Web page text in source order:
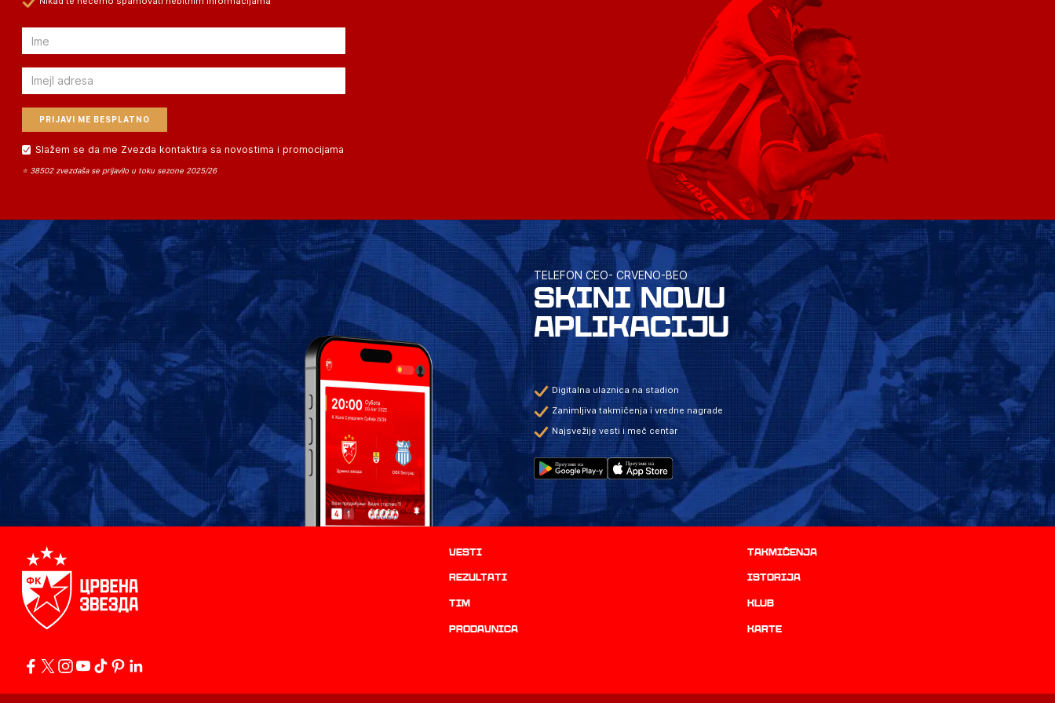
Email
Email
Slažem se da me Zvezda kontaktira sa novostima i promocijama
⭐ 38502 zvezdaša se prijavilo u toku sezone 2025/26
TELEFON CEO- CRVENO-BEO
SKINI NOVU
APLIKACIJU
Digitalna ulaznica na stadion
Zanimljiva takmičenja i vredne nagrade
Najsvežije vesti i meč centar
Vesti Takmičenja
rezultati istorija
TIM Klub
prodavnica Karte